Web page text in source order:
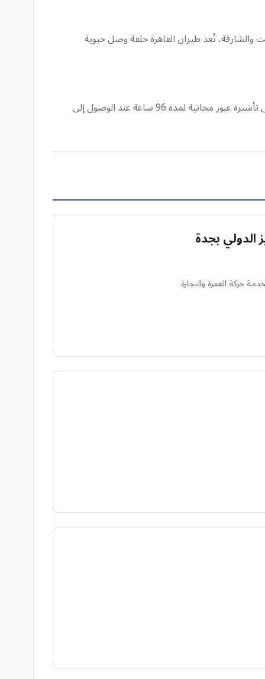
تُعد طيران القاهرة حلقة وصل حيوية
يحق لحاملي جوازات سفر دول مجلس التعاون الخليجي والمسافرين العابرين على متن طيران القاهرة أو مصر للطيران الحصول على تأشيرة عبور مجانية لمدة 96 ساعة عند الوصول إلى
الدولي بجدة